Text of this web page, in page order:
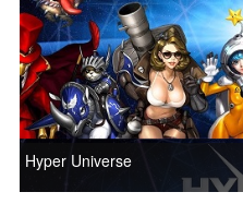
Hyper Universe